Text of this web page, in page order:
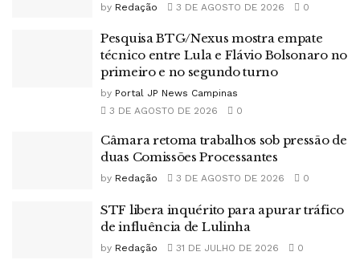
by Redação 3 DE AGOSTO DE 2026 0
Pesquisa BTG/Nexus mostra empate
técnico entre Lula e Flávio Bolsonaro no
primeiro e no segundo turno
by Portal JP News Campinas
3 DE AGOSTO DE 2026
0
Câmara retoma trabalhos sob pressão de
duas Comissões Processantes
by Redação 3 DE AGOSTO DE 2026 0
STF libera inquérito para apurar tráfico
de influência de Lulinha
by Redação 31 DE JULHO DE 2026 0